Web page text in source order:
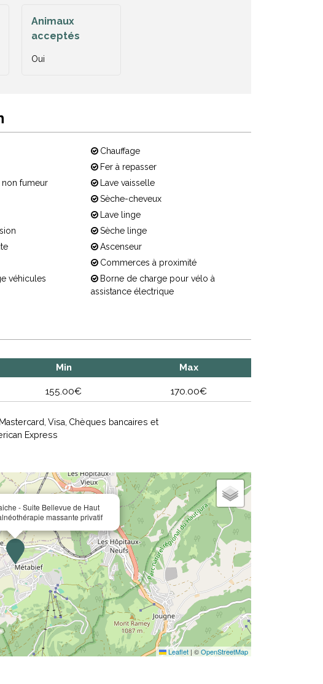
Animaux
acceptés
Oui
Chauffage
Fer à repasser
fumeur
Lave vaisselle
Sèche-cheveux
Lave linge
Sèche linge
Ascenseur
Commerces à proximité
véhicules
Borne de charge pour vélo à
assistance électrique
Min Max
155.00€ 170.00€
Visa Chèques bancaires et
Express
- Suite Bellevue de Haut
massante privatif
Leaflet | ©OpenStreetMap